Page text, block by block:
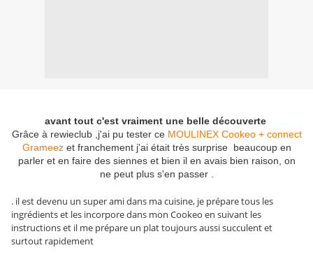
avant tout c'est vraiment une belle découverte
Grâce à rewieclub ,j'ai pu tester ce MOULINEX Cookeo + connect
Grameezet franchement j'ai était très surprise beaucoup en
parler et en faire des siennes et bien il en avais bien raison, on
ne peut plus s'en passer .
. il est devenu un super ami dans ma cuisine, je prépare tous les
ingrédients et les incorpore dans mon Cookeo en suivant les
instructions et il me prépare un plat toujours aussi succulent et
surtout rapidement